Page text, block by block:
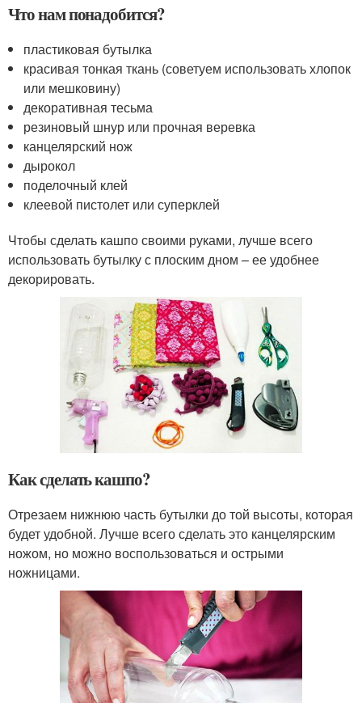
Что нам понадобится?
пластиковая бутылка
красивая тонкая ткань (советуем использовать хлопок
или мешковину)
декоративная тесьма
резиновый шнур или прочная веревка
канцелярский нож
дырокол
поделочный клей
клеевой пистолет или суперклей
Чтобы сделать кашпо своими руками, лучше всего
использовать бутылку с плоским дном – ее удобнее
декорировать.
Как сделать кашпо?
Отрезаем нижнюю часть бутылки до той высоты, которая
будет удобной. Лучше всего сделать это канцелярским
ножом, но можно воспользоваться и острыми
ножницами.